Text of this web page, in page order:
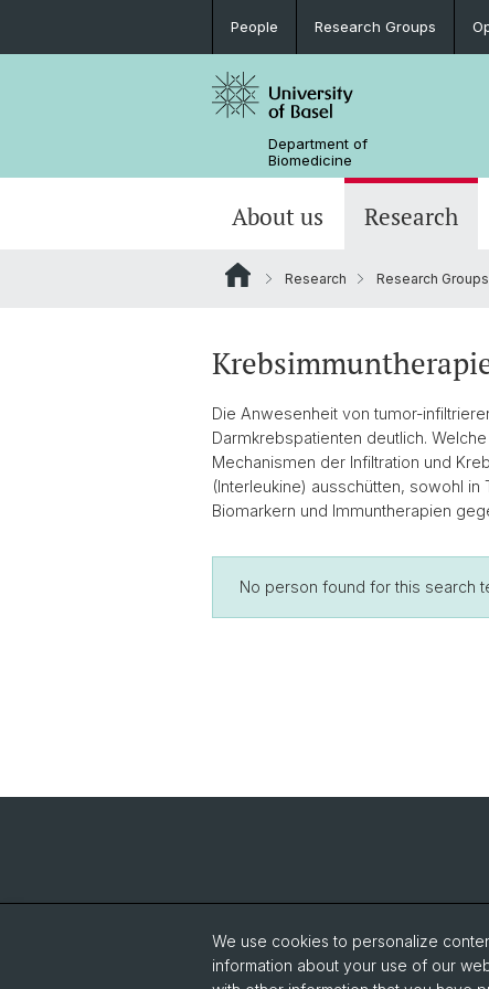
People Research Groups
Department of
Biomedicine
About us Research
Research Research Groups
Die Anwesenheit von tumor-
Darmkrebspatienten deutlich.
Mechanismen der Infiltration und
(Interleukine) ausschütten, sowohl
Biomarkern und Immuntherapien
No person found for this search
We use cookies to personalize
information about your use of our